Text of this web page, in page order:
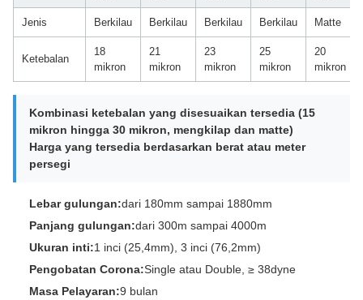
Jenis Berkilau Berkilau Berkilau Berkilau Matte
Ketebalan
18
mikron
21
mikron
23
mikron
25
mikron
20
mikron
Kombinasi ketebalan yang disesuaikan tersedia (15
mikron hingga 30 mikron, mengkilap dan matte)
Harga yang tersedia berdasarkan berat atau meter
persegi
Lebar gulungan:dari 180mm sampai 1880mm
Panjang gulungan:dari 300m sampai 4000m
Ukuran inti:1 inci (25,4mm), 3 inci (76,2mm)
Pengobatan Corona:Single atau Double, ≥ 38dyne
Masa Pelayaran:9 bulan